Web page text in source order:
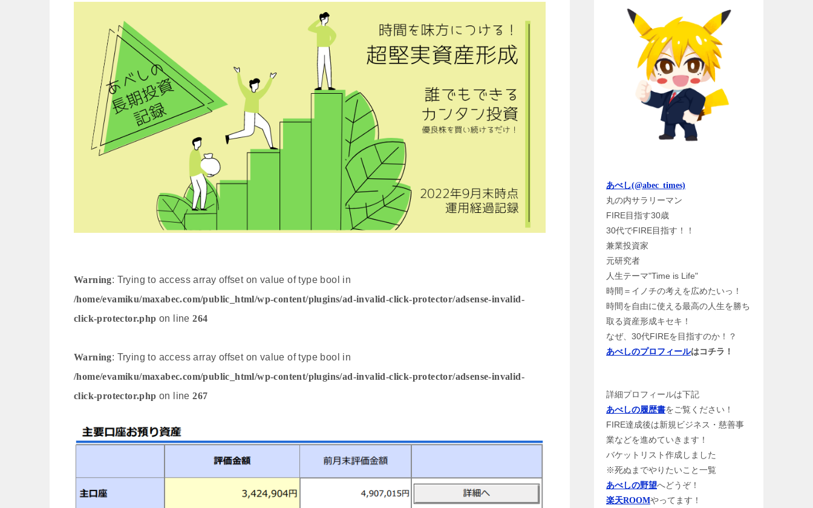
Warning: Trying to access array offset on value of type bool in
/home/evamiku/maxabec.com/public_html/wp-content/plugins/ad-invalid-click-protector/adsense-invalid-
click-protector.php on line264
Warning: Trying to access array offset on value of type bool in
/home/evamiku/maxabec.com/public_html/wp-content/plugins/ad-invalid-click-protector/adsense-invalid-
click-protector.php on line267
あべし(@abec_times)
丸の内サラリーマン
FIRE目指す30歳
30代でFIRE目指す！！
兼業投資家
元研究者
人生テーマ"Time is Life"
時間＝イノチの考えを広めたいっ！
時間を自由に使える最高の人生を勝ち
取る資産形成キセキ！
なぜ、30代FIREを目指すのか！？
あべしのプロフィールはコチラ！
詳細プロフィールは下記
あべしの履歴書をご覧ください！
FIRE達成後は新規ビジネス・慈善事
業などを進めていきます！
バケットリスト作成しました
※死ぬまでやりたいこと一覧
あべしの野望へどうぞ！
楽天ROOMやってます！